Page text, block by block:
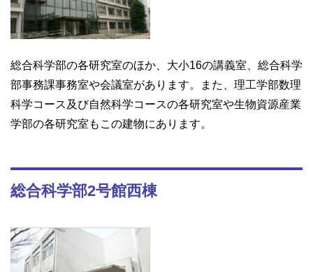
総合科学部の各研究室のほか、大小16の講義室、総合科学
部事務課事務室や会議室があります。また、理工学部数理
科学コース及び自然科学コースの各研究室や生物資源産業
学部の各研究室もこの建物にあります。
総合科学部2号館西棟